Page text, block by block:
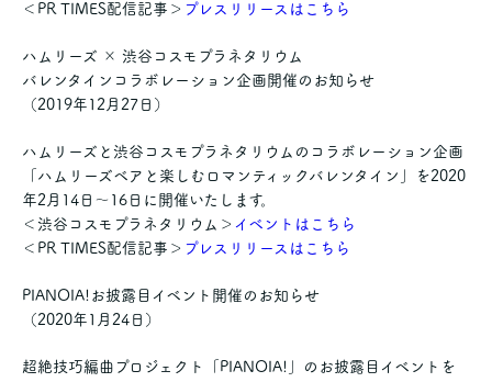
＜PR TIMES配信記事＞ プレスリリースはこちら
ハムリーズ × 渋谷コスモプラネタリウム
バレンタインコラボレーション企画開催のお知らせ
（2019年12月27日）
ハムリーズと渋谷コスモプラネタリウムのコラボレーション企画
「ハムリーズベアと楽しむロマンティックバレンタイン」を2020
年2月14日～16日に開催いたします。
＜渋谷コスモプラネタリウム＞ イベントはこちら
＜PR TIMES配信記事＞ プレスリリースはこちら
PIANOIA!お披露目イベント開催のお知らせ
（2020年1月24日）
超絶技巧編曲プロジェクト「PIANOIA!」のお披露目イベントを